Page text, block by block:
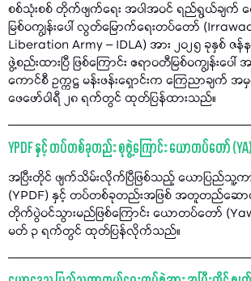
စစ်သုံးစစ် တိုက်ဖျက်ရေး အပါအဝင် ရည်ရွယ်ချက် လ
မြစ်ဝကျွန်းပေါ် လွတ်မြောက်ရေးတပ်တော်
Liberation Army – IDLA) အား ၂၀၂၅ ခုနှစ်
ဖွဲ့စည်းထားပြီ ဖြစ်ကြောင်း ဧရာဝတီမြစ်ဝကျွန်းပေါ်
ကောင်စီ ဥက္ကဋ္ဌ မန်းဖန်းရှောင်းက ကြေညာချက် အ
ဖေဖော်ဝါရီ ၂၈ ရက်တွင် ထုတ်ပြန်ထားသည်။
YPDF နှင့် တပ်တစ်ခုတည်း စုဖွဲ့ကြောင်း ယောတပ်တော်
အပြီးတိုင် ဖျက်သိမ်းလိုက်ပြီဖြစ်သည့် ယောပြည်သူ့
(YPDF) နှင့် တပ်တစ်ခုတည်းအဖြစ် အတူတည်
တိုက်ပွဲဝင်သွားမည်ဖြစ်ကြောင်း ယောတပ်တော်
မတ် ၃ ရက်တွင် ထုတ်ပြန်လိုက်သည်။